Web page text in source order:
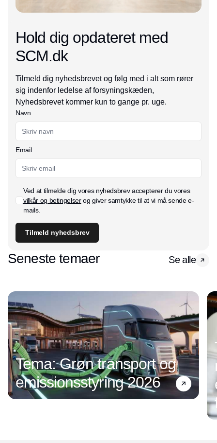
Hold dig opdateret med
SCM.dk
Tilmeld dig nyhedsbrevet og følg med i alt som rører
sig indenfor ledelse af forsyningskæden,
Nyhedsbrevet kommer kun to gange pr. uge.
Navn
Email
Ved at tilmelde dig vores nyhedsbrev accepterer du vores
vilkår og betingelserog giver samtykke til at vi må sende e-
mails.
Tilmeld nyhedsbrev
Seneste temaer Se alle
Tema: Grøn transport og
emissionsstyring 2026